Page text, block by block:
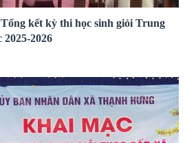
kết kỳ thi học sinh giỏi Trung
2025-2026